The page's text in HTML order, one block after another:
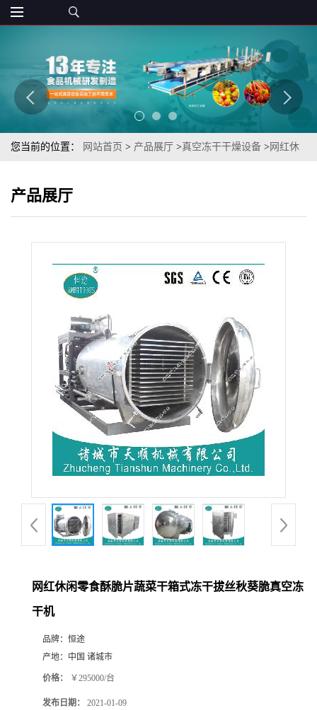
您当前的位置： 网站首页 > 产品展厅 >真空冻干干燥设备 > 网红休
产品展厅
网红休闲零食酥脆片蔬菜干箱式冻干拔丝秋葵脆真空冻
干机
品牌： 恒途
产地： 中国 诸城市
价格： ￥295000/台
发布日期： 2021-01-09